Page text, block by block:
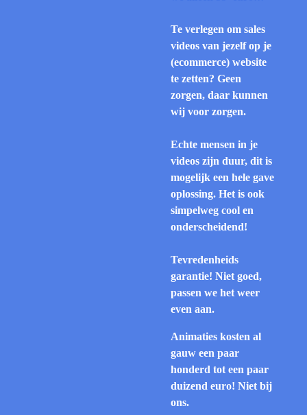
Te verlegen om sales
videos van jezelf op je
(ecommerce) website
te zetten? Geen
zorgen, daar kunnen
wij voor zorgen.
Echte mensen in je
videos zijn duur, dit is
mogelijk een hele gave
oplossing. Het is ook
simpelweg cool en
onderscheidend!
Tevredenheids
garantie! Niet goed,
passen we het weer
even aan.
Animaties kosten al
gauw een paar
honderd tot een paar
duizend euro! Niet bij
ons.